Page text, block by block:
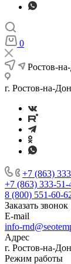
0
Ростов-
г. Ростов-на-
+7 (863)
+7 (863) 333-51-
8 (800) 551-60-
Заказать звонок
E-mail
info-
Адрес
г. Ростов-на-
Режим работы